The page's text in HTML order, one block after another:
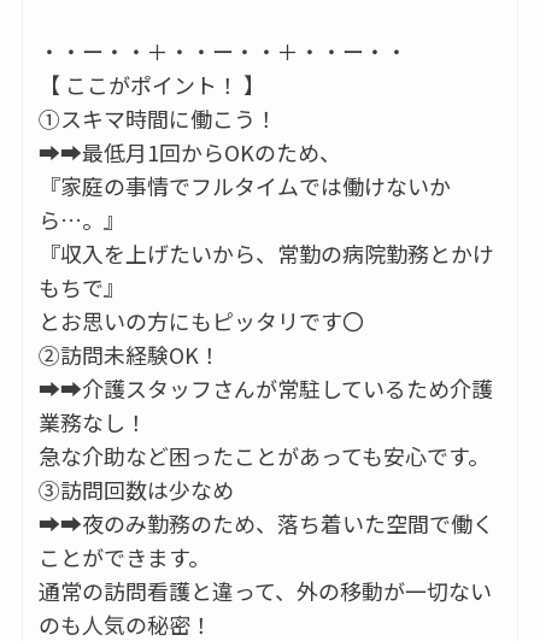
・・ー・・＋・・ー・・＋・・ー・・
【 ここがポイント！ 】
①スキマ時間に働こう！
➡➡最低月1回からOKのため、
『家庭の事情でフルタイムでは働けないか
ら…。』
『収入を上げたいから、常勤の病院勤務とかけ
もちで』
とお思いの方にもピッタリです〇
②訪問未経験OK！
➡➡介護スタッフさんが常駐しているため介護
業務なし！
急な介助など困ったことがあっても安心です。
③訪問回数は少なめ
➡➡夜のみ勤務のため、落ち着いた空間で働く
ことができます。
通常の訪問看護と違って、外の移動が一切ない
のも人気の秘密！